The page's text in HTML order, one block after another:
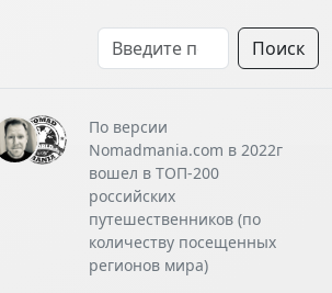
Поиск
По версии
Nomadmania.com в 2022г
вошел в ТОП-200
российских
путешественников (по
количеству посещенных
регионов мира)